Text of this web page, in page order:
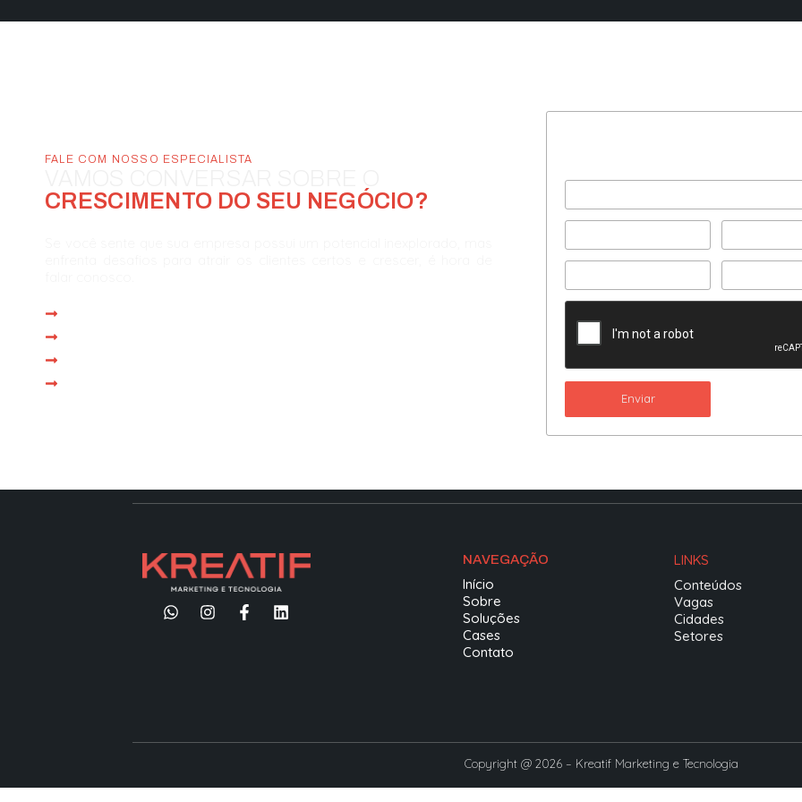
FALE COM NOSSO ESPECIALISTA
CRESCIMENTO DO SEU NEGÓCIO?
Enviar
NAVEGAÇÃO
Início
Sobre
Soluções
Cases
Contato
LINKS
Conteúdos
Vagas
Cidades
Setores
Copyright @ 2026 – Kreatif Marketing e Tecnologia